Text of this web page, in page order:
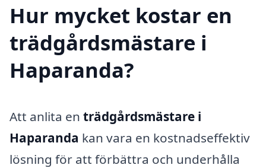
Hur mycket kostar en
trädgårdsmästare i
Haparanda?
Att anlita en trädgårdsmästare i
Haparanda kan vara en kostnadseffektiv
lösning för att förbättra och underhålla